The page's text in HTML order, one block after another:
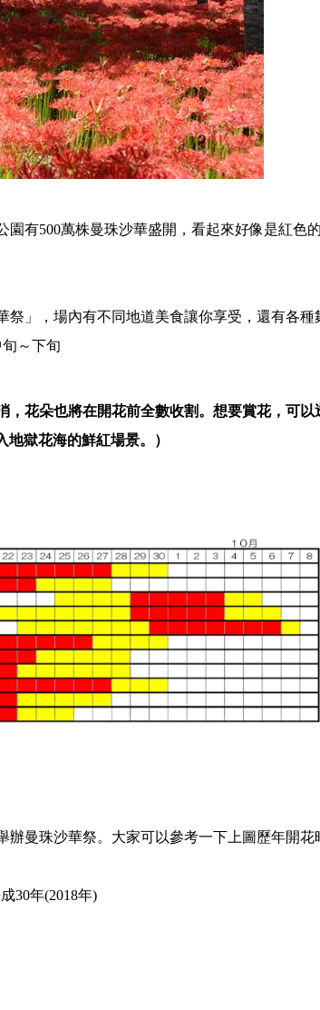
園有500萬株曼珠沙華盛開，看起來好像是紅色
」，場內有不同地道美食讓你享受，還有各種
～下旬
，花朵也將在開花前全數收割。想要賞花，可以
地獄花海的鮮紅場景。）
曼珠沙華祭。大家可以參考一下上圖歷年開花
30年(2018年)